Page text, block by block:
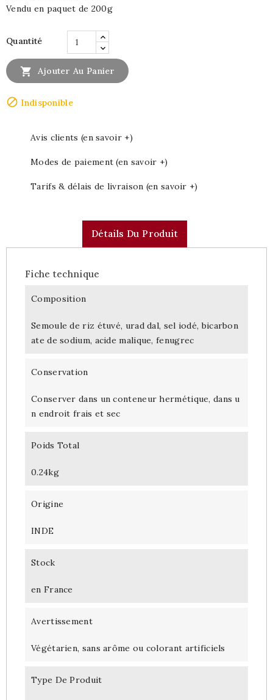
Vendu en paquet de 200g
Quantité
 Ajouter Au Panier
 Indisponible
Avis clients (en savoir +)
Modes de paiement (en savoir +)
Tarifs & délais de livraison (en savoir +)
Détails Du Produit
Fiche technique
Composition
Semoule de riz étuvé, urad dal, sel iodé, bicarbon
ate de sodium, acide malique, fenugrec
Conservation
Conserver dans un conteneur hermétique, dans u
n endroit frais et sec
Poids Total
0.24kg
Origine
INDE
Stock
en France
Avertissement
Végétarien, sans arôme ou colorant artificiels
Type De Produit